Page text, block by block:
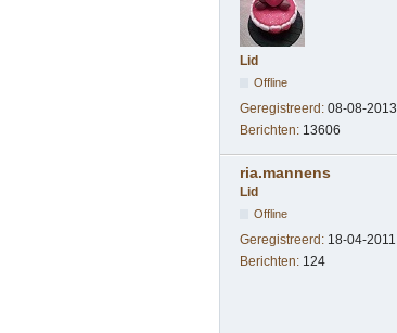
Lid
Offline
Geregistreerd: 08-08-2013
Berichten: 13606
ria.mannens
Lid
Offline
Geregistreerd: 18-04-2011
Berichten: 124